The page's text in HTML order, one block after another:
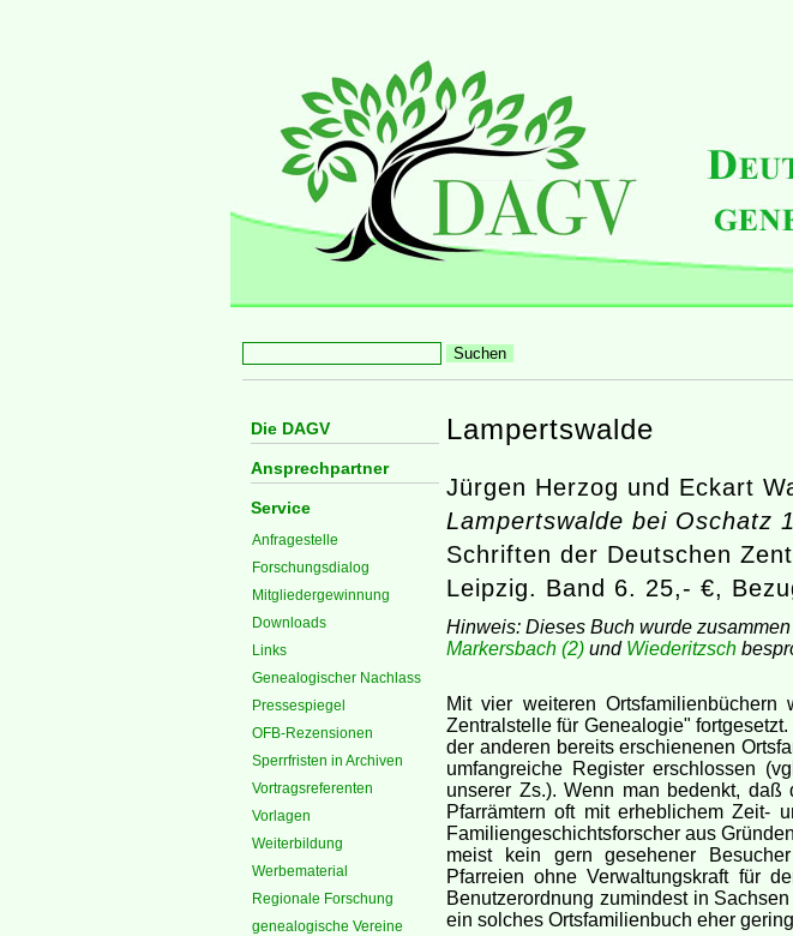
Die DAGV
Ansprechpartner
Service
Anfragestelle
Forschungsdialog
Mitgliedergewinnung
Downloads
Links
Genealogischer Nachlass
Pressespiegel
OFB-Rezensionen
Sperrfristen in Archiven
Vortragsreferenten
Vorlagen
Weiterbildung
Werbematerial
Regionale Forschung
genealogische Vereine
Lampertswalde
Jürgen Herzog und Eckart
Lampertswalde bei Oschatz
Schriften der Deutschen
Leipzig. Band 6. 25,- €,
Hinweis: Dieses Buch wurde
Markersbach (2) und Wiederitzsch
Mit vier weiteren
Zentralstelle für Genealogie"
der anderen bereits erschienenen
umfangreiche Register erschlossen
unserer Zs.). Wenn man bedenkt,
Pfarrämtern oft mit erheblichem Zeit-
Familiengeschichtsforscher aus
meist kein gern gesehener
Pfarreien ohne Verwaltungskraft für
Benutzerordnung zumindest in
ein solches Ortsfamilienbuch eher